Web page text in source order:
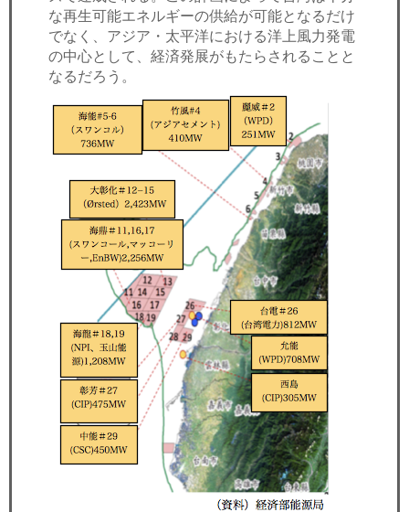
な再生可能エネルギーの供給が可能となるだけ
でなく、アジア・太平洋における洋上風力発電
の中心として、経済発展がもたらされることと
なるだろう。